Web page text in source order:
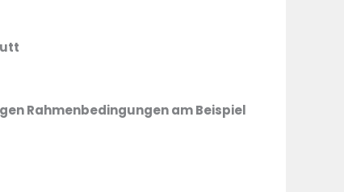
Rahmenbedingungen am Beispiel